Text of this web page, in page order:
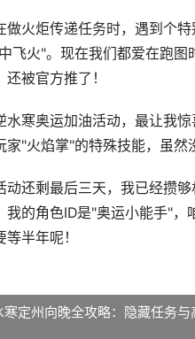
做火炬传递任务时，遇到个
飞火"。现在我们都爱在跑
还被官方推了！
水寒奥运加油活动，最让我
家"火焰掌"的特殊技能，虽然
动还剩最后三天，我已经攒
我的角色ID是"奥运小能手"
等半年呢！
寒定州向晚全攻略：隐藏任务